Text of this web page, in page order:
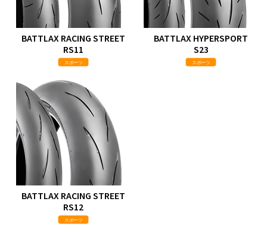
BATTLAX RACING STREET
RS11
スポーツ
BATTLAX HYPERSPORT
S23
スポーツ
BATTLAX RACING STREET
RS12
スポーツ